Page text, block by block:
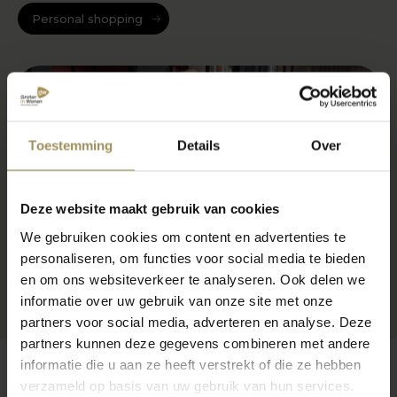
Toestemming Details Over
Deze website maakt gebruik van cookies
We gebruiken cookies om content en advertenties te
personaliseren, om functies voor social media te bieden
en om ons websiteverkeer te analyseren. Ook delen we
informatie over uw gebruik van onze site met onze
partners voor social media, adverteren en analyse. Deze
partners kunnen deze gegevens combineren met andere
informatie die u aan ze heeft verstrekt of die ze hebben
verzameld op basis van uw gebruik van hun services.
Personal shopping